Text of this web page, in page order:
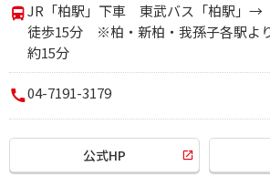
JR「柏駅」下車 東武バス「柏駅」→
徒歩15分 ※柏・新柏・我孫子各駅よ
約15分
04-7191-3179
公式HP